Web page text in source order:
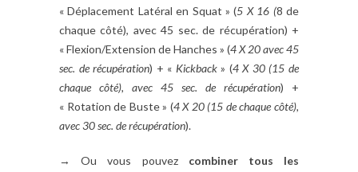
« Déplacement Latéral en Squat » (5 X 16 (8 de
chaque côté), avec 45 sec. de récupération) +
« Flexion/Extension de Hanches » (4 X 20 avec 45
sec. de récupération) + « Kickback» (4 X 30 (15 de
chaque côté), avec 45 sec. de récupération) +
« Rotation de Buste » (4 X 20 (15 de chaque côté),
avec 30 sec. de récupération).
→ Ou vous pouvez combiner tous les